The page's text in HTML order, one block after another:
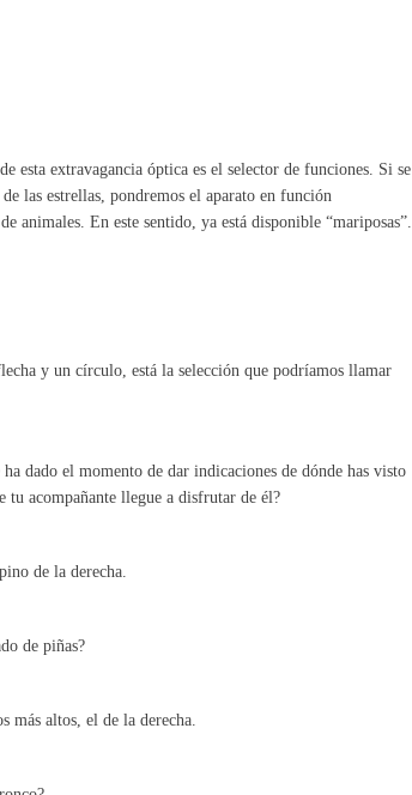
esta extravagancia óptica es el selector de funciones. Si se
las estrellas, pondremos el aparato en función
animales. En este sentido, ya está disponible “mariposas”.
y un círculo, está la selección que podríamos llamar
dado el momento de dar indicaciones de dónde has visto
tu acompañante llegue a disfrutar de él?
de la derecha.
de piñas?
más altos, el de la derecha.